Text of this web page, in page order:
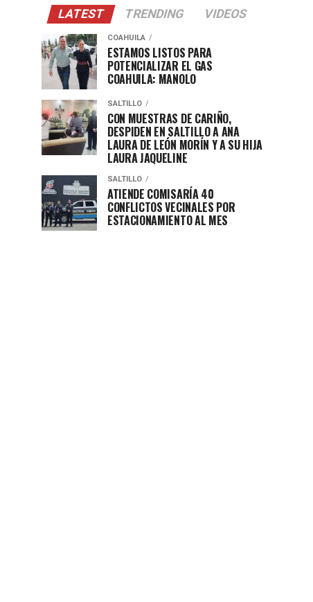
LATEST TRENDING VIDEOS
COAHUILA
ESTAMOS LISTOS PARA
POTENCIALIZAR EL GAS
COAHUILA: MANOLO
SALTILLO
CON MUESTRAS DE CARIÑO,
DESPIDEN EN SALTILLO A ANA
LAURA DE LEÓN MORÍN Y A SU HIJA
LAURA JAQUELINE
SALTILLO
ATIENDE COMISARÍA 40
CONFLICTOS VECINALES POR
ESTACIONAMIENTO AL MES